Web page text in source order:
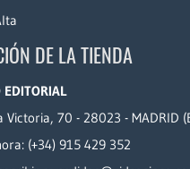
DE LA TIENDA
EDITORIAL
Victoria, 70 - 28023 - MADRID
(+34) 915 429 352